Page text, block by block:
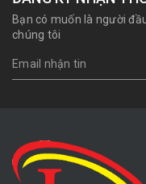
Bạn có muốn là người
chúng tôi